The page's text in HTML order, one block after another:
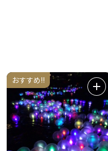
おすすめ!!